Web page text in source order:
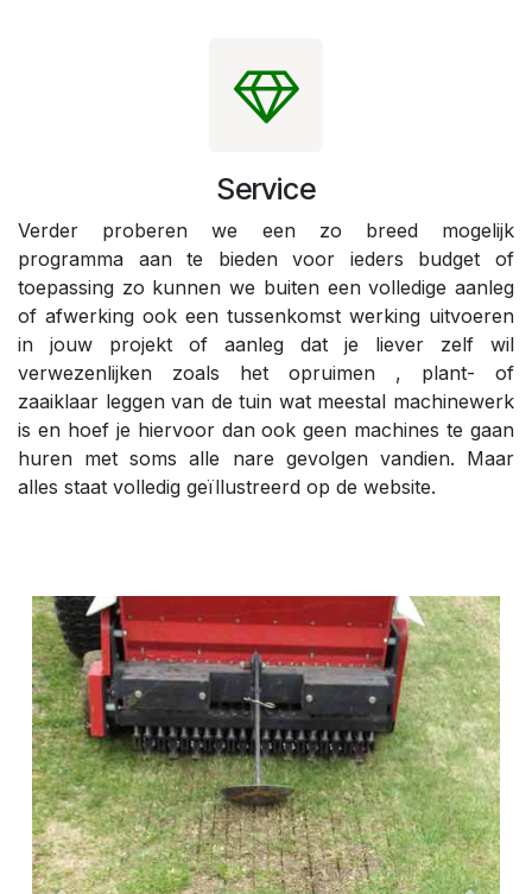
Service
Verder proberen we een zo breed mogelijk
programma aan te bieden voor ieders budget of
toepassing zo kunnen we buiten een volledige aanleg
of afwerking ook een tussenkomst werking uitvoeren
in jouw projekt of aanleg dat je liever zelf wil
verwezenlijken zoals het opruimen , plant- of
zaaiklaar leggen van de tuin wat meestal machinewerk
is en hoef je hiervoor dan ook geen machines te gaan
huren met soms alle nare gevolgen vandien. Maar
alles staat volledig geïllustreerd op de website.